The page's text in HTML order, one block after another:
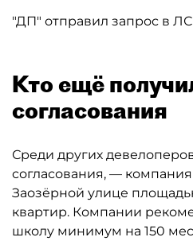
"ДП" отправил запрос в
Кто ещё
согласования
Среди других
согласования, —
Заозёрной улице
квартир. Компании
школу минимум на 150